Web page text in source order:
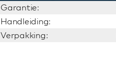
Garantie:
Handleiding:
Verpakking: